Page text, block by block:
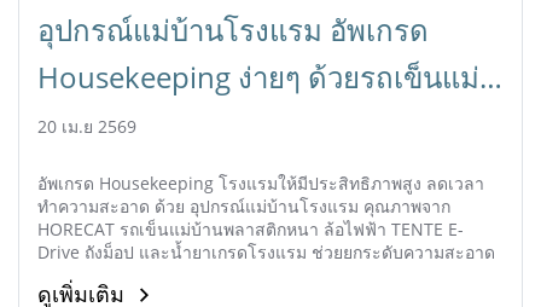
อุปกรณ์แม่บ้านโรงแรม อัพเกรด
Housekeeping ง่ายๆ ด้วยรถเข็นแม่
บ้านคุณภาพ | HORECAT
20 เม.ย 2569
อัพเกรด Housekeeping โรงแรมให้มีประสิทธิภาพสูง ลดเวลา
ทำความสะอาด ด้วย อุปกรณ์แม่บ้านโรงแรม คุณภาพจาก
HORECAT รถเข็นแม่บ้านพลาสติกหนา ล้อไฟฟ้า TENTE E-
Drive ถังม็อป และน้ำยาเกรดโรงแรม ช่วยยกระดับความสะอาด
มาตรฐาน 5 ดาว ลดอาการปวดหลังแม่บ้าน ประหยัดงบระยะยาว
สั่งซื้อวันนี้ รับคำปรึกษาฟรี!
ดูเพิ่มเติม